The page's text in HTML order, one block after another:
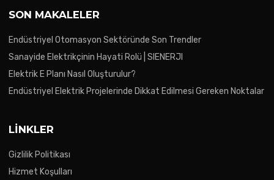
SON MAKALELER
Endüstriyel Otomasyon Sektöründe Son Trendler
Sanayide Elektrikçinin Hayati Rolü | SIENERJI
Elektrik E Planı Nasıl Oluşturulur?
Endüstriyel Elektrik Projelerinde Dikkat Edilmesi Gereken Noktalar
LINKLER
Gizlilik Politikası
Hizmet Koşulları